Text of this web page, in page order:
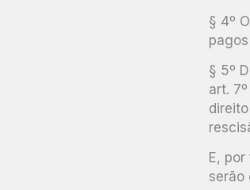
§ 4º
§ 5º
art.
E,
serão